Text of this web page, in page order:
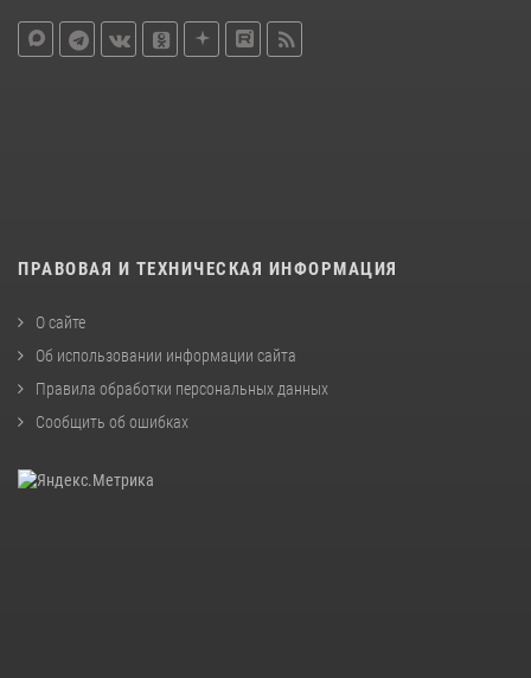
ПРАВОВАЯ И ТЕХНИЧЕСКАЯ ИНФОРМАЦИЯ
О сайте
Об использовании информации сайта
Правила обработки персональных данных
Сообщить об ошибках